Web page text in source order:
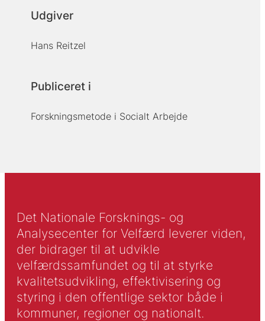
Udgiver
Hans Reitzel
Publiceret i
Forskningsmetode i Socialt Arbejde
Det Nationale Forsknings- og
Analysecenter for Velfærd leverer viden,
der bidrager til at udvikle
velfærdssamfundet og til at styrke
kvalitetsudvikling, effektivisering og
styring i den offentlige sektor både i
kommuner, regioner og nationalt.